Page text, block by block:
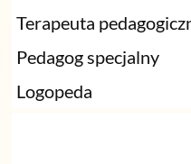
Terapeuta
Pedagog specjalny
Logopeda